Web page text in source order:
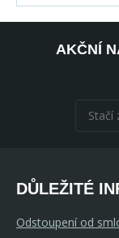
AKČNÍ
DŮLEŽITÉ
Odstoupení od